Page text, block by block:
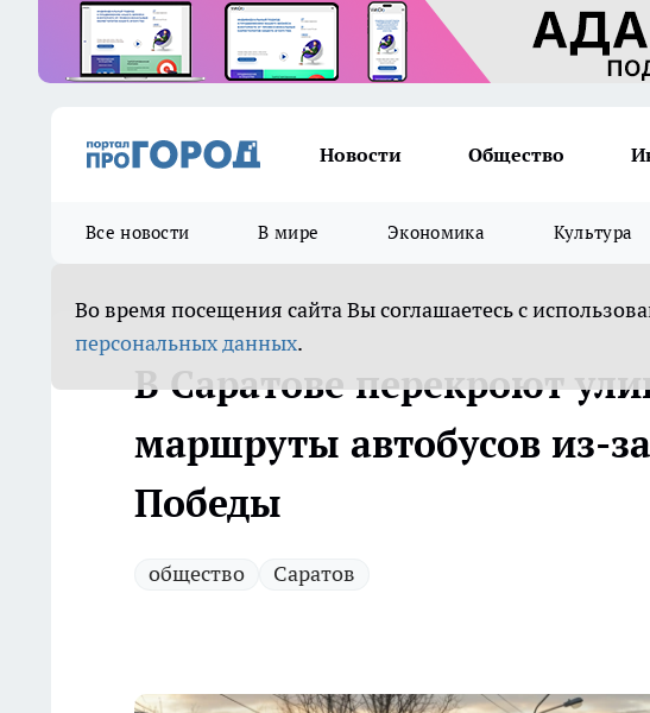
Новости Общество
Все новости В мире Экономика Культура
Во время посещения сайта Вы соглашаетесь с
персональных данных.
В Саратове перекроют
маршруты автобусов из-
Победы
общество Саратов